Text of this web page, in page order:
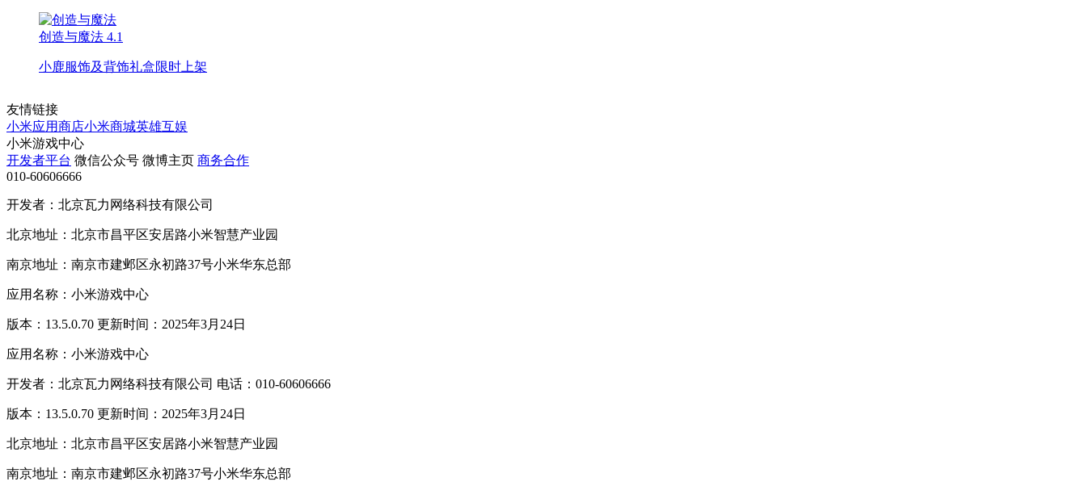
创造与魔法 4.1
小鹿服饰及背饰礼盒限时上架
友情链接
小米应用商店小米商城英雄互娱
小米游戏中心
开发者平台 微信公众号 微博主页 商务合作
010-60606666
开发者：北京瓦力网络科技有限公司
北京地址：北京市昌平区安居路小米智慧产业园
南京地址：南京市建邺区永初路37号小米华东总部
应用名称：小米游戏中心
版本：13.5.0.70 更新时间：2025年3月24日
应用名称：小米游戏中心
开发者：北京瓦力网络科技有限公司 电话：010-60606666
版本：13.5.0.70 更新时间：2025年3月24日
北京地址：北京市昌平区安居路小米智慧产业园
南京地址：南京市建邺区永初路37号小米华东总部